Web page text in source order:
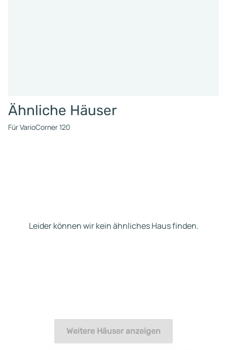
Ähnliche Häuser
Für VarioCorner 120
Leider können wir kein ähnliches Haus finden.
Weitere Häuser anzeigen